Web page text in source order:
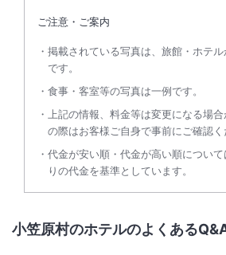
ご注意・ご案内
掲載されている写真は、旅館・ホテ
です。
食事・客室等の写真は一例です。
上記の情報、料金等は変更になる場
の際はお客様ご自身で事前にご確認く
代金が安い順・代金が高い順につい
りの代金を基準としています。
小笠原村のホテルのよくある